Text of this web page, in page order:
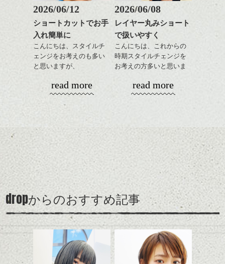
今回はそんなところで、
これからスタイルチェンジを考えている
方、
似合うショート～ボブを知りたい方等々 な
んでもご相談して下さい！
ご予約はこちら
から簡単にして
頂けます。
アレンジ・・・3600円～
セット・・・6700円～
ブライダル（一日）108000円～
＊デザインによって料金が異なりますので
お問い合わせください。
いよいよ明日からＧＷですね！ まだ空きの
あるところもございます。
近いお日にちでご希望の方はお電話のがス
それではよい連休を！ たてほらでした。
もちろん2人のように、歌
って踊れば、より鮮明
に...
ご来店お待ちしておりま
す☺︎
たてほら
もこれからは良い感じで
す、
目元が引き締まった印象
に。
わせで質感に変化をつけ
ながら楽しむ事ができる
とても良いところです。
ダークトーンの色味でク
ールに演出するのもおす
すめですよ。
ナチュラルなトーンの色
で柔らかさをプラスする
のも良いですね。
ですよ。
ナチュラルなベージュカ
ラーで全体にツヤと透明
感をプラスして
質感も綺麗に見せやす
スタイリング方法は全体
をドライした後、
ワックスとオイルを混ぜ
ながらもみこみ、なじま
せます。
質感をかるくととのえな
がら耳かけアレンジする
のも良い感じです。
2026/06/12
ショートカットでお手
入れ簡単に
こんにちは、スタイルチ
ェンジをお考えのも多い
と思いますが、
演出したスタイルもこれ
からの季節とてもおすす
めですね。
前髪を軽めに調整し、フ
ェイスラインのデザイン
るようカット。
バックを短めにカットし
ンパクトになるようにす
るのが良い感じです。
read more
2026/06/08
レイヤー丸みショート
で扱いやすく
こんにちは、これからの
時期スタイルチェンジを
お考えの方多いと思いま
コンパクトなフォルムが
いろんなシーンに雰囲気
をだしやすくスタイリン
グも簡単で良いので朝の
そんなショートカット。
軽めの前髪で透け感を演
出できるので、
この時期とてもおすすめ
ですよ。
ナチュラルなベージュカ
ラーで全体にツヤと透明
感をプラスして
read more
dropからのおすすめ記事